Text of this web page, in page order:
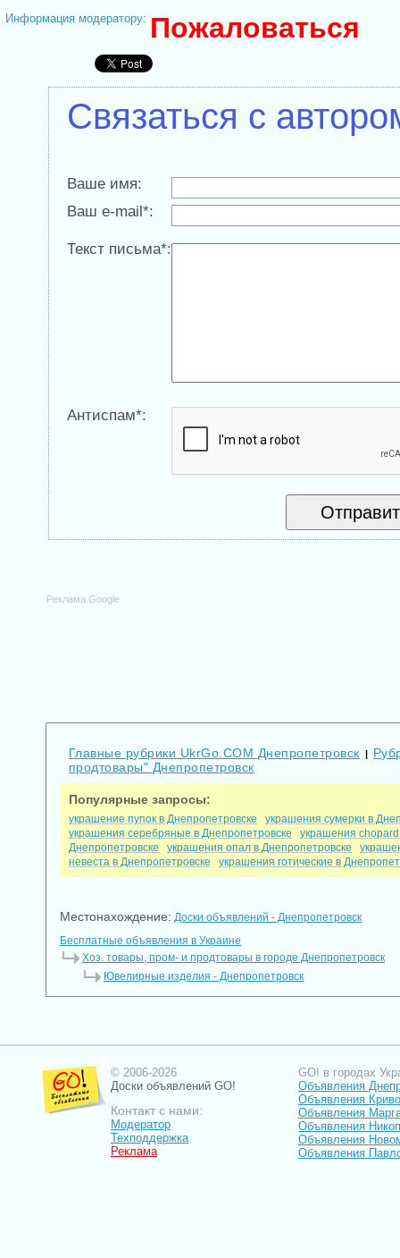
Информация модератору: Пожаловаться
Связаться с
Ваше имя:
Ваш e-mail*:
Текст письма*:
Антиспам*:
Реклама Google
Главные рубрики UkrGo.COM Днепропетровск
продтовары" Днепропетровск
Популярные запросы:
украшение пупок в Днепропетровске
украшения сумерки в
украшения серебряные в Днепропетровске
украшения
Днепропетровске
украшения опал в Днепропетровске
невеста в Днепропетровске
украшения готические в
Местонахождение: Доски объявлений - Днепропетровск
Бесплатные объявления в Украине
Хоз. товары, пром- и продтовары в городе Днепропетровск
Ювелирные изделия - Днепропетровск
© 2006-2026
Доски объявлений GO!
Контакт с нами:
Модератор
Техподдержка
Реклама
GO! в городах
Объявления
Объявления
Объявления
Объявления
Объявления
Объявления